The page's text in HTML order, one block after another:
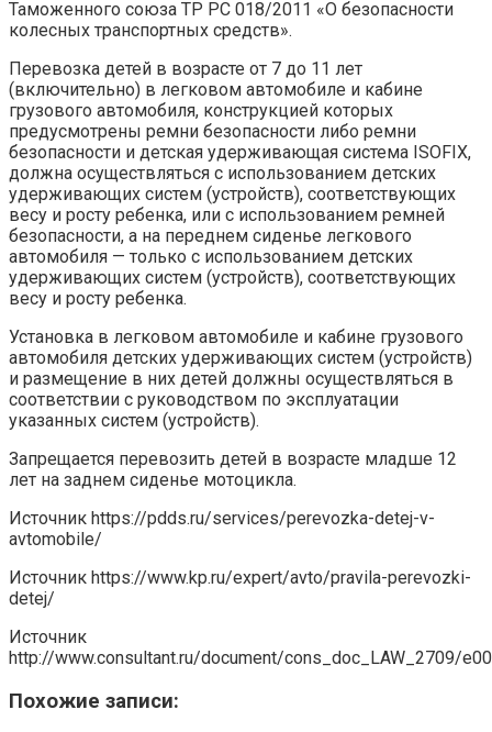
Таможенного союза ТР РС 018/2011 «О безопасности
колесных транспортных средств».
Перевозка детей в возрасте от 7 до 11 лет
(включительно) в легковом автомобиле и кабине
грузового автомобиля, конструкцией которых
предусмотрены ремни безопасности либо ремни
безопасности и детская удерживающая система ISOFIX,
должна осуществляться с использованием детских
удерживающих систем (устройств), соответствующих
весу и росту ребенка, или с использованием ремней
безопасности, а на переднем сиденье легкового
автомобиля — только с использованием детских
удерживающих систем (устройств), соответствующих
весу и росту ребенка.
Установка в легковом автомобиле и кабине грузового
автомобиля детских удерживающих систем (устройств)
и размещение в них детей должны осуществляться в
соответствии с руководством по эксплуатации
указанных систем (устройств).
Запрещается перевозить детей в возрасте младше 12
лет на заднем сиденье мотоцикла.
Источник https://pdds.ru/services/perevozka-detej-v-
avtomobile/
Источник https://www.kp.ru/expert/avto/pravila-perevozki-
detej/
Источник
http://www.consultant.ru/document/cons_doc_LAW_2709/
Похожие записи: